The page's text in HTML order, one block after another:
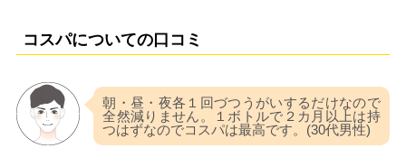
コスパについての口コミ
朝・昼・夜各１回づつうがいするだけなので
全然減りません。１ボトルで２カ月以上は持
つはずなのでコスパは最高です。(30代男性)